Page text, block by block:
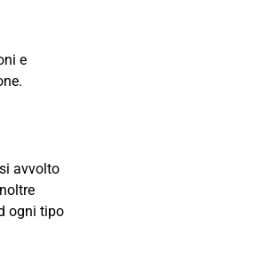
e
avvolto
ogni tipo